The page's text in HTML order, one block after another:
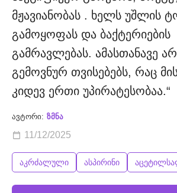
მჟავიანობას . ხელს უშლის
გამოყოფას და ბაქტერიების
გამრავლებას. ამასთანავე
გემოვნურ თვისებებს, რაც
კიდევ ერთი უპირატესობაა.“
ავტორი: ზმნა
11/12/2025
აკრძალული ასპირინი